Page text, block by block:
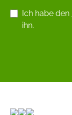
Ich habe den
ihn.